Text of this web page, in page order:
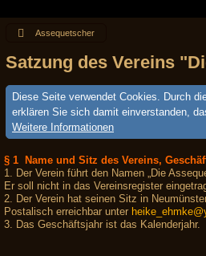
Assequetscher
Satzung des Vereins
Diese Seite verwendet Cookies. Durch
erklären Sie sich damit einverstanden,
Weitere Informationen
§ 1 Name und Sitz des Vereins,
1. Der Verein führt den Namen „Die
Er soll nicht in das Vereinsregister
2. Der Verein hat seinen Sitz in
Postalisch erreichbar unter
3. Das Geschäftsjahr ist das Kalenderjahr.